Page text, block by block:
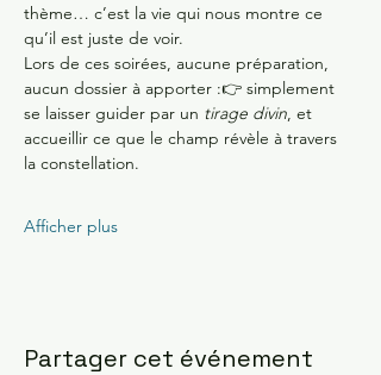
thème… c’est la vie qui nous montre ce
qu’il est juste de voir.
Lors de ces soirées, aucune préparation,
aucun dossier à apporter :👉 simplement
se laisser guider par un tirage divin, et
accueillir ce que le champ révèle à travers
la constellation.
Afficher plus
Partager cet événement